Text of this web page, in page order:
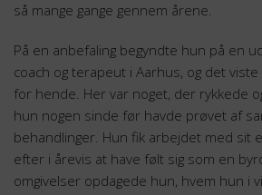
så mange gange gennem årene.
På en anbefaling begyndte hun på en
coach og terapeut i Aarhus, og det
for hende. Her var noget, der rykkede
hun nogen sinde før havde prøvet af
behandlinger. Hun fik arbejdet med sit
efter i årevis at have følt sig som en
omgivelser opdagede hun, hvem hun i